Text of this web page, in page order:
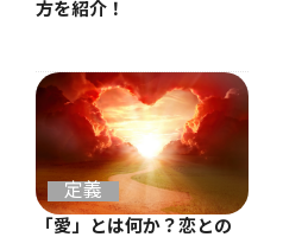
方を紹介！
定義
「愛」とは何か？恋との